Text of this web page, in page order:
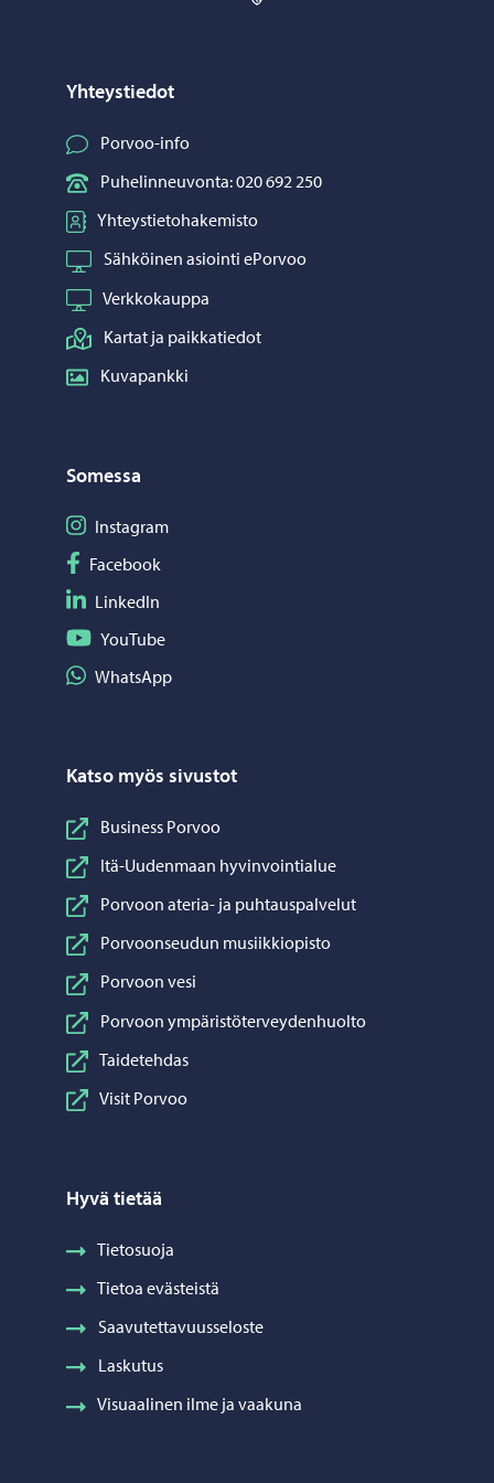
Yhteystiedot
Porvoo-info
Puhelinneuvonta: 020 692 250
Yhteystietohakemisto
Sähköinen asiointi ePorvoo
Verkkokauppa
Kartat ja paikkatiedot
Kuvapankki
Somessa
Seuraa Instagram
Instagram
Seuraa Facebook
Facebook
Seuraa LinkedIn
LinkedIn
Seuraa YouTube
YouTube
Jaa WhatsApp
WhatsApp
Katso myös sivustot
Business Porvoo
Itä-Uudenmaan hyvinvointialue
Porvoon ateria- ja puhtauspalvelut
Porvoonseudun musiikkiopisto
Porvoon vesi
Porvoon ympäristöterveydenhuolto
Taidetehdas
Visit Porvoo
Hyvä tietää
Tietosuoja
Tietoa evästeistä
Saavutettavuusseloste
Laskutus
Visuaalinen ilme ja vaakuna